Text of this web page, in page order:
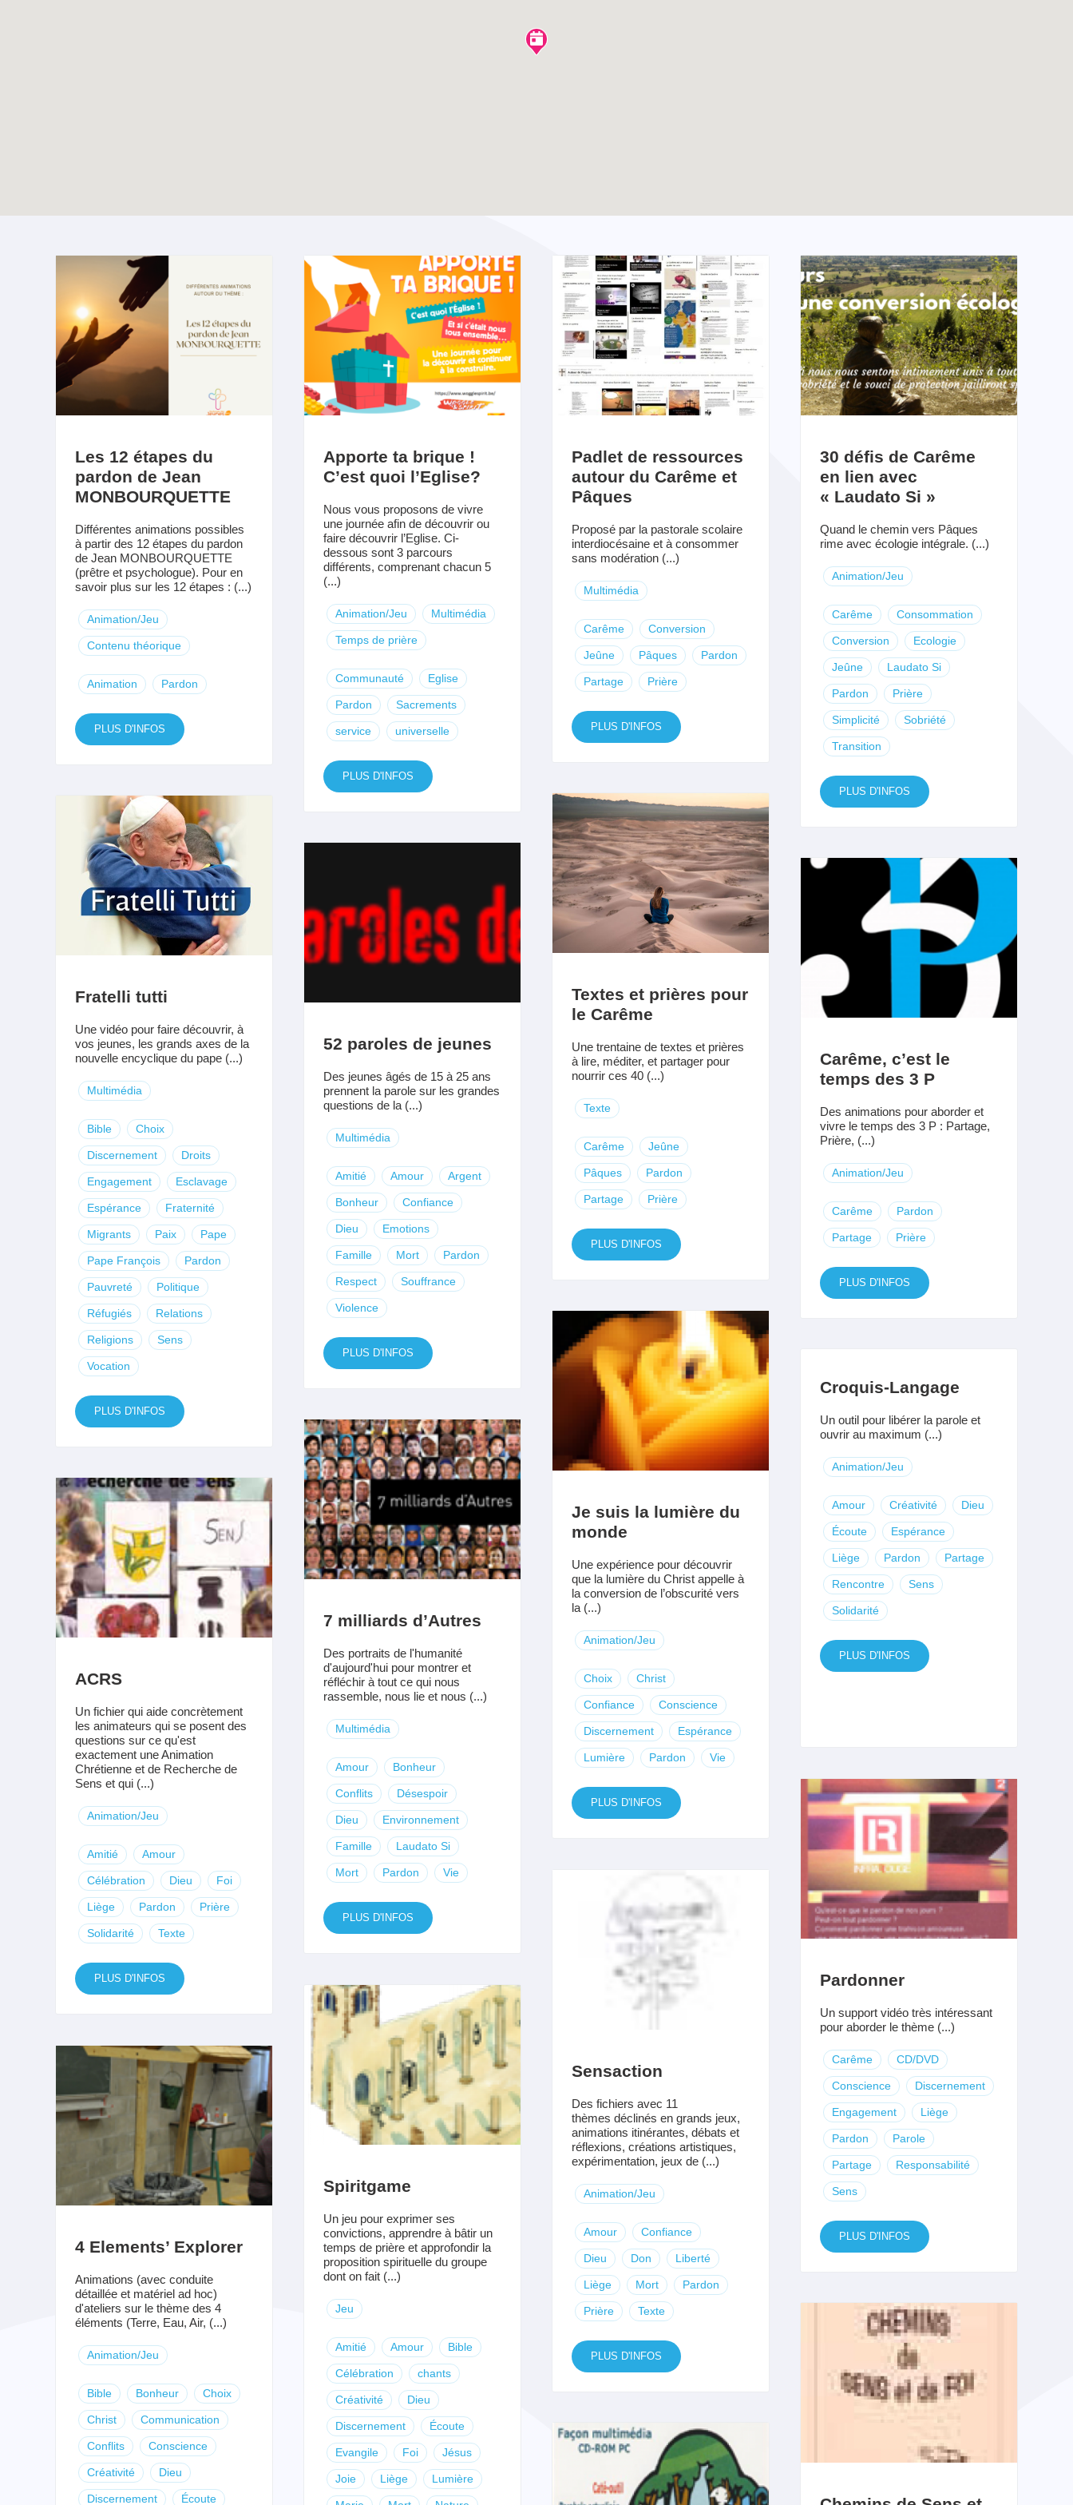
Les 12 étapes du
pardon de Jean
MONBOURQUETTE
Différentes animations possibles
à partir des 12 étapes du pardon
de Jean MONBOURQUETTE
(prêtre et psychologue). Pour en
savoir plus sur les 12 étapes : (...)
Animation/Jeu
Contenu théorique
Animation Pardon
PLUS D'INFOS
Apporte ta brique !
C’est quoi l’Eglise?
Nous vous proposons de vivre
une journée afin de découvrir ou
faire découvrir l’Eglise. Ci-
dessous sont 3 parcours
différents, comprenant chacun 5
(...)
Animation/Jeu Multimédia
Temps de prière
Communauté Eglise
Pardon Sacrements
service universelle
PLUS D'INFOS
Padlet de ressources
autour du Carême et
Pâques
Proposé par la pastorale scolaire
interdiocésaine et à consommer
sans modération (...)
Multimédia
Carême Conversion
Jeûne Pâques Pardon
Partage Prière
PLUS D'INFOS
30 défis de Carême
en lien avec
« Laudato Si »
Quand le chemin vers Pâques
rime avec écologie intégrale. (...)
Animation/Jeu
Carême Consommation
Conversion Ecologie
Jeûne Laudato Si
Pardon Prière
Simplicité Sobriété
Transition
PLUS D'INFOS
Textes et prières pour
le Carême
Une trentaine de textes et prières
à lire, méditer, et partager pour
nourrir ces 40 (...)
Texte
Carême Jeûne
Pâques Pardon
Partage Prière
PLUS D'INFOS
Fratelli tutti
Une vidéo pour faire découvrir, à
vos jeunes, les grands axes de la
nouvelle encyclique du pape (...)
Multimédia
Bible Choix
Discernement Droits
Engagement Esclavage
Espérance Fraternité
Migrants Paix Pape
Pape François Pardon
Pauvreté Politique
Réfugiés Relations
Religions Sens
Vocation
PLUS D'INFOS
52 paroles de jeunes
Des jeunes âgés de 15 à 25 ans
prennent la parole sur les grandes
questions de la (...)
Multimédia
Amitié Amour Argent
Bonheur Confiance
Dieu Emotions
Famille Mort Pardon
Respect Souffrance
Violence
PLUS D'INFOS
Carême, c’est le
temps des 3 P
Des animations pour aborder et
vivre le temps des 3 P : Partage,
Prière, (...)
Animation/Jeu
Carême Pardon
Partage Prière
PLUS D'INFOS
Je suis la lumière du
monde
Une expérience pour découvrir
que la lumière du Christ appelle à
la conversion de l’obscurité vers
la (...)
Animation/Jeu
Choix Christ
Confiance Conscience
Discernement Espérance
Lumière Pardon Vie
PLUS D'INFOS
Croquis-Langage
Un outil pour libérer la parole et
ouvrir au maximum (...)
Animation/Jeu
Amour Créativité Dieu
Écoute Espérance
Liège Pardon Partage
Rencontre Sens
Solidarité
PLUS D'INFOS
7 milliards d’Autres
Des portraits de l'humanité
d'aujourd'hui pour montrer et
réfléchir à tout ce qui nous
rassemble, nous lie et nous (...)
Multimédia
Amour Bonheur
Conflits Désespoir
Dieu Environnement
Famille Laudato Si
Mort Pardon Vie
PLUS D'INFOS
ACRS
Un fichier qui aide concrètement
les animateurs qui se posent des
questions sur ce qu'est
exactement une Animation
Chrétienne et de Recherche de
Sens et qui (...)
Animation/Jeu
Amitié Amour
Célébration Dieu Foi
Liège Pardon Prière
Solidarité Texte
PLUS D'INFOS Pardonner
Un support vidéo très intéressant
pour aborder le thème (...)
Carême CD/DVD
Conscience Discernement
Engagement Liège
Pardon Parole
Partage Responsabilité
Sens
PLUS D'INFOS
Sensaction
Des fichiers avec 11
thèmes déclinés en grands jeux,
animations itinérantes, débats et
réflexions, créations artistiques,
expérimentation, jeux de (...)
Animation/Jeu
Amour Confiance
Dieu Don Liberté
Liège Mort Pardon
Prière Texte
PLUS D'INFOS
Spiritgame
Un jeu pour exprimer ses
convictions, apprendre à bâtir un
temps de prière et approfondir la
proposition spirituelle du groupe
dont on fait (...)
Jeu
Amitié Amour Bible
Célébration chants
Créativité Dieu
Discernement Écoute
Evangile Foi Jésus
Joie Liège Lumière
4 Elements’ Explorer
Animations (avec conduite
détaillée et matériel ad hoc)
d'ateliers sur le thème des 4
éléments (Terre, Eau, Air, (...)
Animation/Jeu
Bible Bonheur Choix
Christ Communication
Conflits Conscience
Créativité Dieu
Discernement Écoute